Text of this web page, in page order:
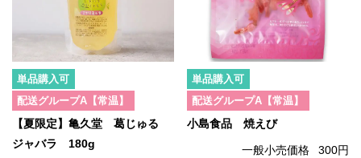
単品購入可
配送グループA【常温】
【夏限定】亀久堂 葛じゅる
ジャバラ 180g
単品購入可
配送グループA【常温】
小島食品 焼えび
一般小売価格 300円